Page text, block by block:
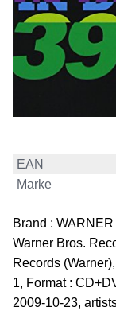
EAN
Marke
Brand :
Warner Bros.
Records
1, Format :
2009-10-23,